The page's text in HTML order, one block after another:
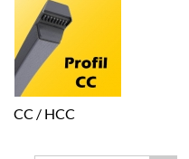
CC / HCC